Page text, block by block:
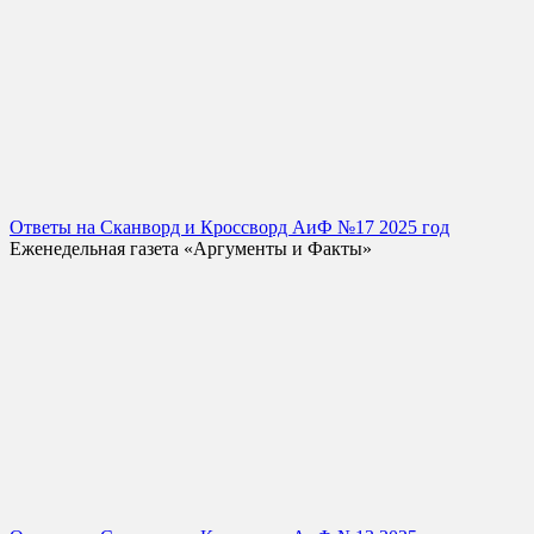
Ответы на Сканворд и Кроссворд АиФ №17 2025 год
Еженедельная газета «Аргументы и Факты»